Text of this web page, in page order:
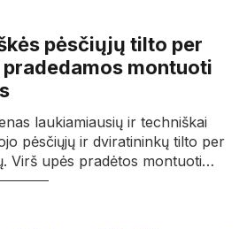
pėsčiųjų tilto per
montuoti
laukiamiausių ir techniškai
pėsčiųjų ir dviratininkų tilto per
Virš upės pradėtos montuoti…